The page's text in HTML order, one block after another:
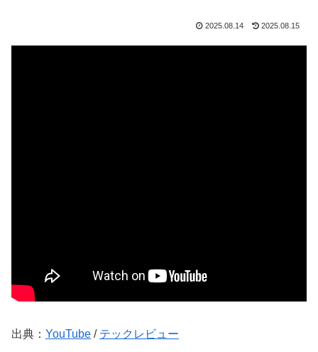
2025.08.14 2025.08.15
出典： YouTube / テックレビュー